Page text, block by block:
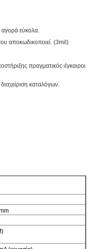
αγορά εύκολα.
αποκωδικοποιεί. (3mil)
πραγματικός-έγκαιροι
καταλόγων.